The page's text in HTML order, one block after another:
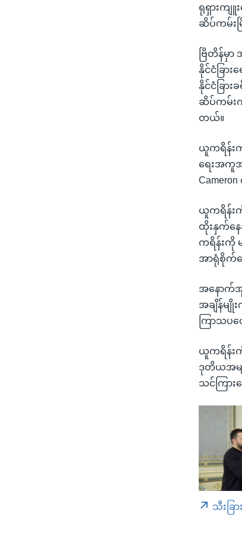
ရုရှားကျူ
ဆိပ်ကမ်း
ဗြိတိန်မှာ
နိုင်ငံခြာ
နိုင်ငံခြာ
ဆိပ်ကမ်း
တယ်။
ယူကရိန်း
ရေးအကူအ
ယူကရိန်း
ထိုးနှက်န
ကရိန်းကို
အာရုံစိုက်နေ
အနောက်
အချိန်မျို
ကြာသပတ
ယူကရိန်းကို
ဒုတိယအမျ
သင်ကြား
သီးခြ